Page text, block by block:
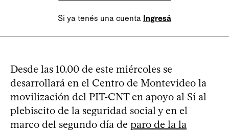
Si ya tenés una cuenta Ingresá
Desde las 10.00 de este miércoles se
desarrollará en el Centro de Montevideo la
movilización del PIT-CNT en apoyo al Sí al
plebiscito de la seguridad social y en el
marco del segundo día de paro de la la